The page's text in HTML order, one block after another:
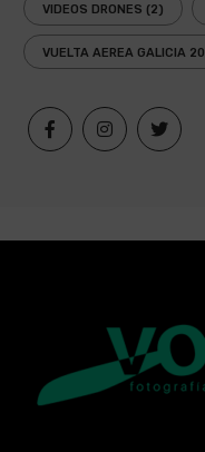
VIDEOS DRONES (2)
VUELTA AEREA GALICIA